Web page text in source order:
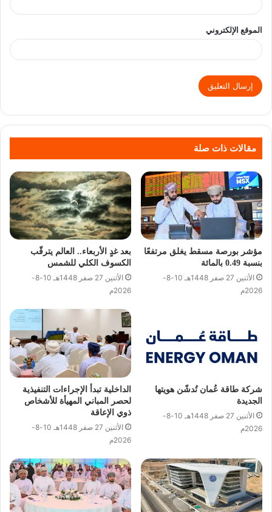
الموقع الإلكتروني
مقالات ذات صلة
مؤشر بورصة مسقط يغلق مرتفعًا
بنسبة 0.49 بالمائة
الأثنين 27 صفر 1448هـ 10-8-
2026م
بعد غدٍ الأربعاء.. العالم يترقّب
الكسوف الكلي للشمس
الأثنين 27 صفر 1448هـ 10-8-
2026م
شركة طاقة عُمان تُدشّن هويتها
الجديدة
الأثنين 27 صفر 1448هـ 10-8-
2026م
الداخلية تبدأ الإجراءات التنفيذية
لحصر المباني المهيأة للأشخاص
ذوي الإعاقة
الأثنين 27 صفر 1448هـ 10-8-
2026م